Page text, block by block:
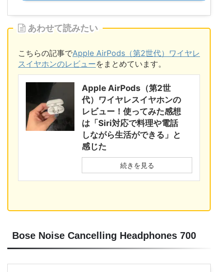
あわせて読みたい
こちらの記事でApple AirPods（第2世代）ワイヤレ
スイヤホンのレビューをまとめています。
Apple AirPods（第2世
代）ワイヤレスイヤホンの
レビュー！使ってみた感想
は「Siri対応で料理や電話
しながら生活ができる」と
感じた
続きを見る
Bose Noise Cancelling Headphones 700